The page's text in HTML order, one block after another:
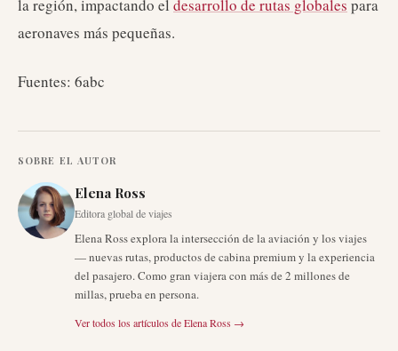
la región, impactando el desarrollo de rutas globales para
aeronaves más pequeñas.
Fuentes: 6abc
SOBRE EL AUTOR
Elena Ross
Editora global de viajes
Elena Ross explora la intersección de la aviación y los viajes
— nuevas rutas, productos de cabina premium y la experiencia
del pasajero. Como gran viajera con más de 2 millones de
millas, prueba en persona.
Ver todos los artículos deElena Ross →